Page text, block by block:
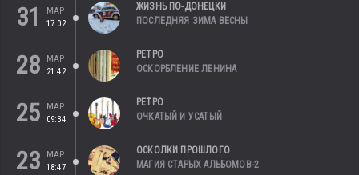
31
МАР
17:02
ЖИЗНЬ ПО-ДОНЕЦКИ
ПОСЛЕДНЯЯ ЗИМА ВЕСНЫ
28
МАР
21:42
РЕТРО
ОСКОРБЛЕНИЕ ЛЕНИНА
25
МАР
09:34
РЕТРО
ОЧКАТЫЙ И УСАТЫЙ
23
МАР
18:47
ОСКОЛКИ ПРОШЛОГО
МАГИЯ СТАРЫХ АЛЬБОМОВ-2